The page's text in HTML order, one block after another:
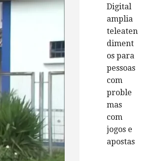
Digital
amplia
teleaten
diment
os para
pessoas
com
proble
mas
com
jogos e
apostas